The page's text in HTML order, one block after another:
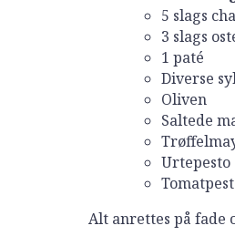
5 slags
3 slags
1 paté
Diverse
Oliven
Saltede
Urtepesto
Alt anrettes på fade